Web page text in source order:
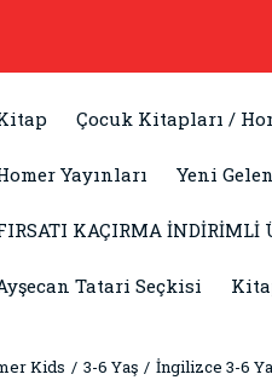
Çocuk Kitapları /
Yayınları Yeni
KAÇIRMA İNDİRİMLİ
Tatari Seçkisi
Kids 3-6 Yaş İngilizce 3-6